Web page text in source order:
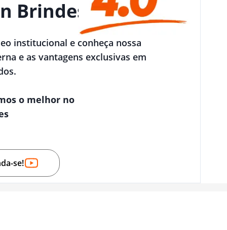
Brindes
institucional e conheça nossa
e as vantagens exclusivas em
o melhor no
se!